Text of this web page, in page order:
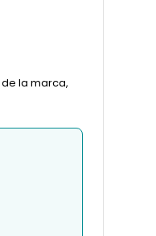
la marca,